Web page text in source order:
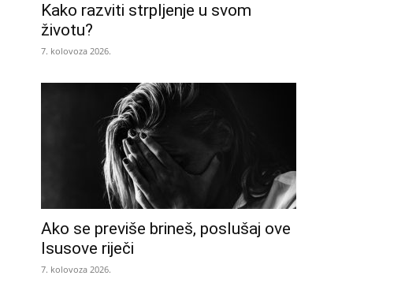
Kako razviti strpljenje u svom
životu?
7. kolovoza 2026.
Ako se previše brineš, poslušaj ove
Isusove riječi
7. kolovoza 2026.